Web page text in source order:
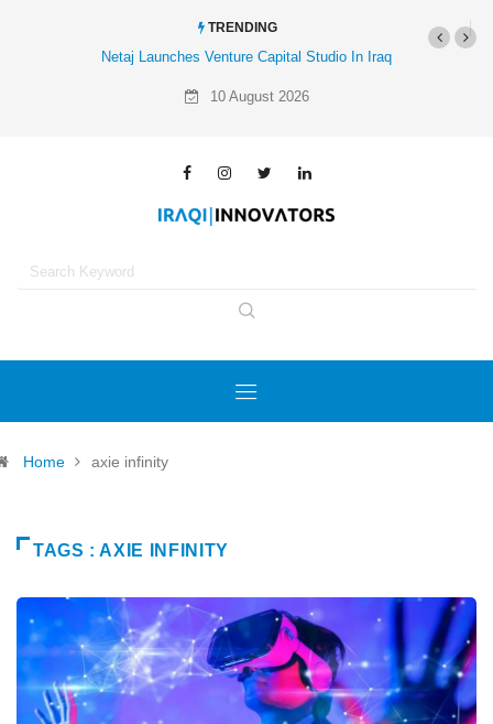
TRENDING
Netaj Launches Venture Capital Studio In Iraq
10 August 2026
Home axie infinity
TAGS : AXIE INFINITY